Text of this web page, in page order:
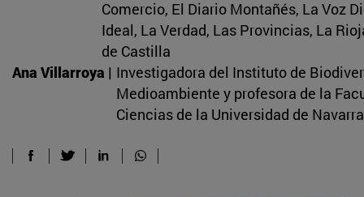
Comercio, El Diario Montañés, La Voz
Ideal, La Verdad, Las Provincias, La
de Castilla
Ana Villarroya | Investigadora del Instituto de
Medioambiente y profesora de la
Ciencias de la Universidad de